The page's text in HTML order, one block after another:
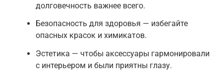
долговечность важнее всего.
Безопасность для здоровья — избегайте
опасных красок и химикатов.
Эстетика — чтобы аксессуары гармонировали
с интерьером и были приятны глазу.